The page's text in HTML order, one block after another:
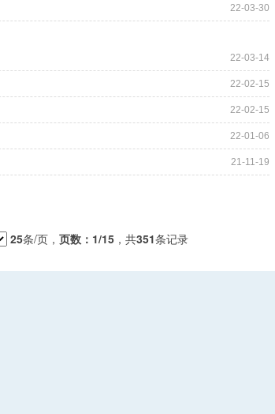
22-03-30
22-03-14
22-02-15
22-02-15
22-01-06
21-11-19
25条/页， 页数：1/15 ，共351条记录